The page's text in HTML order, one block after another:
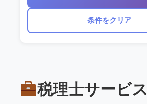
条件をクリア
税理士サービス